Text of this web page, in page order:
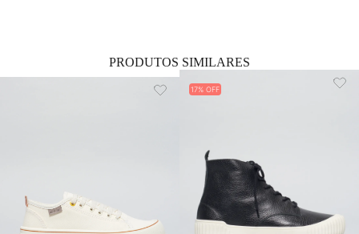
PRODUTOS SIMILARES
17%